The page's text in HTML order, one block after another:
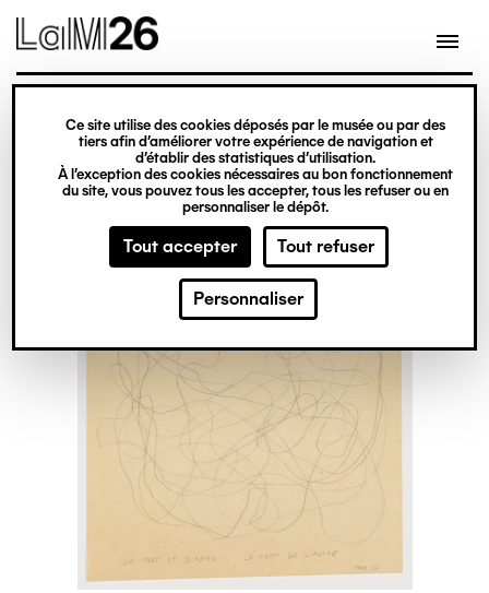
Gestion des cookies
Ce site utilise des cookies déposés par le musée ou par des
tiers afin d’améliorer votre expérience de navigation et
d’établir des statistiques d’utilisation.
À l’exception des cookies nécessaires au bon fonctionnement
du site, vous pouvez tous les accepter, tous les refuser ou en
personnaliser le dépôt.
Tout accepter Tout refuser
Personnaliser
contenu